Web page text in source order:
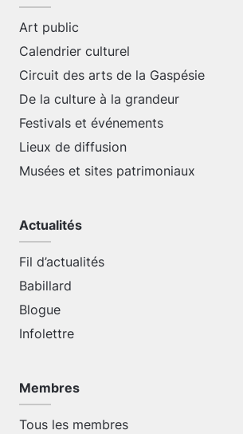
Art public
Calendrier culturel
Circuit des arts de la Gaspésie
De la culture à la grandeur
Festivals et événements
Lieux de diffusion
Musées et sites patrimoniaux
Actualités
Fil d’actualités
Babillard
Blogue
Infolettre
Membres
Tous les membres